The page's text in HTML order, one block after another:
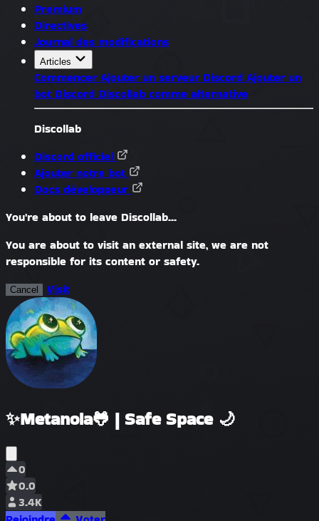
Premium
Directives
Journal des modifications
Articles
Commencer Ajouter un serveur Discord Ajouter un
bot Discord Discollab comme alternative
Discollab
Discord officiel
Ajouter notre bot
Docs développeur
You're about to leave Discollab...
You are about to visit an external site, we are not
responsible for its content or safety.
Cancel Visit
✨Metanoia🐸 | Safe Space 🌙
0
0.0
3.4K